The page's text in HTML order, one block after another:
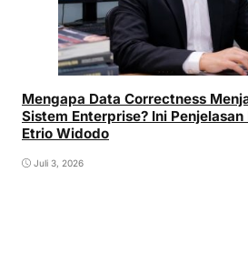
Mengapa Data Correctness
Sistem Enterprise? Ini
Etrio Widodo
Juli 3, 2026